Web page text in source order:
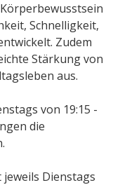
Schnelligkeit,
Zudem
Stärkung von
aus.
von 19:15 -
die
jeweils Dienstags